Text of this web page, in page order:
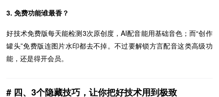
3. 免费功能谁最香？
好技术免费版每天能检测3次原创度，AI配音能用基础音色；而“创作
罐头”免费版连图片水印都去不掉。不过要解锁方言配音这类高级功
能，还是得开会员。
四、3个隐藏技巧，让你把好技术用到极致